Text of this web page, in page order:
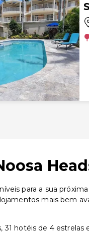
para a sua
mais bem
hotéis de 4 estrelas